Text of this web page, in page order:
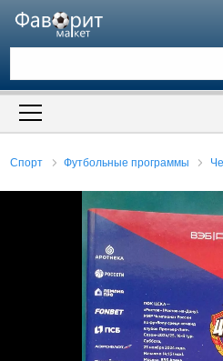
Искать также в описании
Спорт Футбольные программы